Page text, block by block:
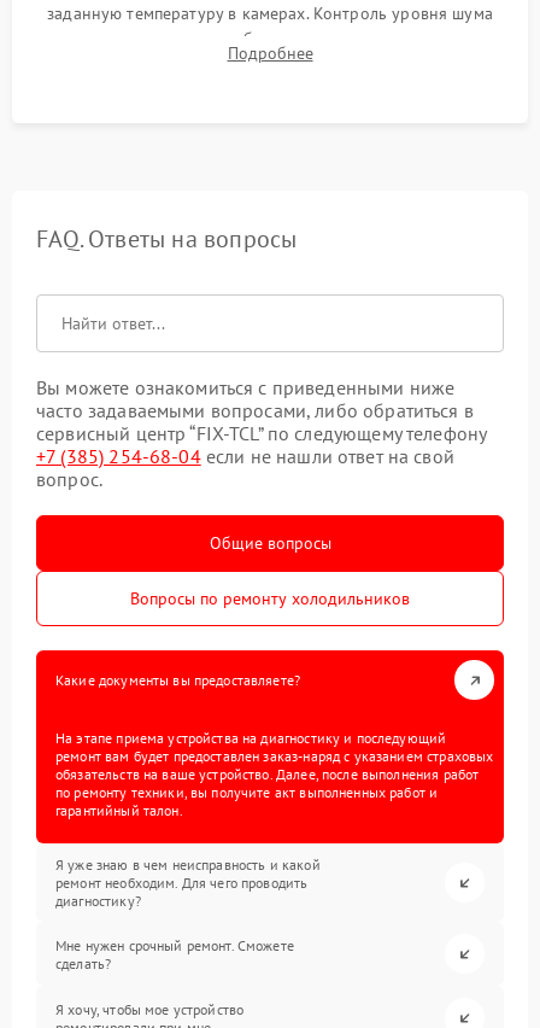
заданную температуру в камерах. Контроль уровня шума
компрессора, отсутствия обмерзания стенок и корректного
срабатывания системы автоматической оттайки.
Подробнее
FAQ. Ответы на вопросы
Вы можете ознакомиться с приведенными ниже
часто задаваемыми вопросами, либо обратиться в
сервисный центр “FIX-TCL” по следующему телефону
+7 (385) 254-68-04если не нашли ответ на свой
вопрос.
Общие вопросы
Вопросы по ремонту холодильников
Какие документы вы предоставляете?
На этапе приема устройства на диагностику и последующий
ремонт вам будет предоставлен заказ-наряд с указанием страховых
обязательств на ваше устройство. Далее, после выполнения работ
по ремонту техники, вы получите акт выполненных работ и
гарантийный талон.
Я уже знаю в чем неисправность и какой
ремонт необходим. Для чего проводить
диагностику?
Мне нужен срочный ремонт. Сможете
сделать?
Я хочу, чтобы мое устройство